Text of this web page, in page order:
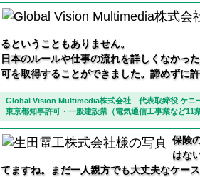
Global Vision Multimedia株式会社 代表取締役 ケニ
東京都知事許可・一般建設業（電気通信工事業など11業
るということもありません。
日本のルールや仕事の流れを詳しくなかっ
可を取得することができました。諦めずに
保険
はな
てますね。まだ一人親方でも大丈夫なケー